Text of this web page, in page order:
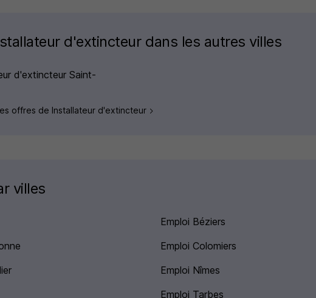
d'extincteur dans les autres villes
d'extincteur Saint-
offres de Installateur d'extincteur
villes
Emploi Béziers
Emploi Colomiers
Emploi Nîmes
Emploi Tarbes